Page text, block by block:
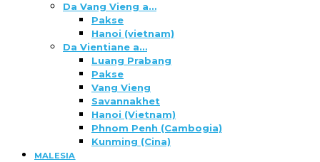
Da Vang Vieng a…
Pakse
Hanoi (vietnam)
Da Vientiane a…
Luang Prabang
Pakse
Vang Vieng
Savannakhet
Hanoi (Vietnam)
Phnom Penh (Cambogia)
Kunming (Cina)
MALESIA